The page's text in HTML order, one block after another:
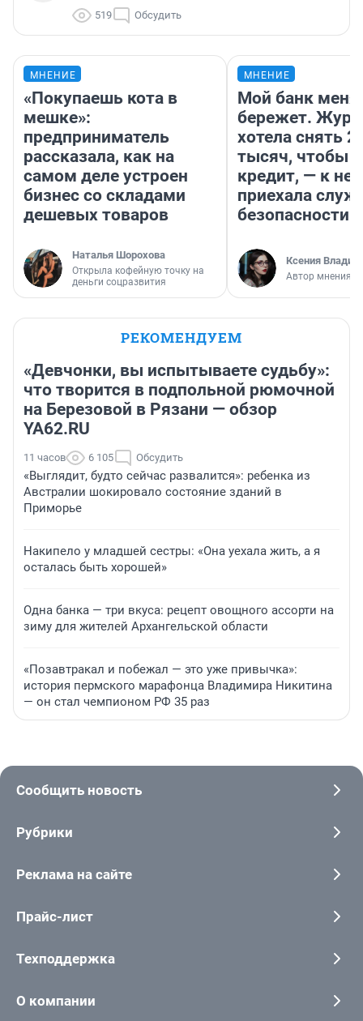
519 Обсудить
МНЕНИЕ
«Покупаешь кота в
мешке»:
предприниматель
рассказала, как на
самом деле устроен
бизнес со складами
дешевых товаров
Наталья Шорохова
Открыла кофейную точку на
деньги соцразвития
МНЕНИЕ
Мой банк меня
бережет.
хотела снять
тысяч, чтобы
кредит, — к
приехала
безопасности
Ксения
Автор мнения
РЕКОМЕНДУЕМ
«Девчонки, вы испытываете судьбу»:
что творится в подпольной рюмочной
на Березовой в Рязани — обзор
YA62.RU
11 часов 6 105 Обсудить
«Выглядит, будто сейчас развалится»: ребенка из
Австралии шокировало состояние зданий в
Приморье
Накипело у младшей сестры: «Она уехала жить, а я
осталась быть хорошей»
Одна банка — три вкуса: рецепт овощного ассорти на
зиму для жителей Архангельской области
«Позавтракал и побежал — это уже привычка»:
история пермского марафонца Владимира Никитина
— он стал чемпионом РФ 35 раз
Сообщить новость
Рубрики
Реклама на сайте
Прайс-лист
Техподдержка
О компании